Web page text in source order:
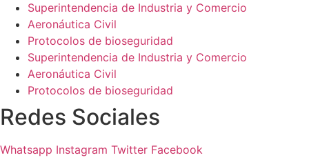
Superintendencia de Industria y Comercio
Aeronáutica Civil
Protocolos de bioseguridad
Superintendencia de Industria y Comercio
Aeronáutica Civil
Protocolos de bioseguridad
Redes Sociales
Whatsapp Instagram Twitter Facebook